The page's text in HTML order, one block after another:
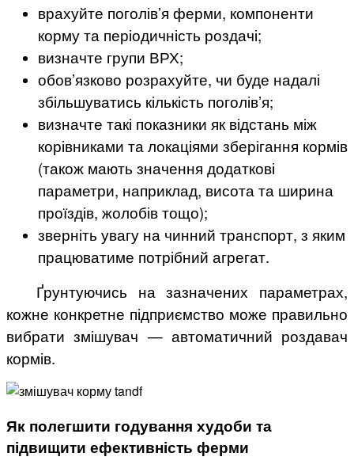
врахуйте поголів’я ферми, компоненти
корму та періодичність роздачі;
визначте групи ВРХ;
обов’язково розрахуйте, чи буде надалі
збільшуватись кількість поголів’я;
визначте такі показники як відстань між
корівниками та локаціями зберігання кормів
(також мають значення додаткові
параметри, наприклад, висота та ширина
проїздів, жолобів тощо);
зверніть увагу на чинний транспорт, з яким
працюватиме потрібний агрегат.
Ґрунтуючись на зазначених параметрах,
кожне конкретне підприємство може правильно
вибрати змішувач — автоматичний роздавач
кормів.
Як полегшити годування худоби та
підвищити ефективність ферми